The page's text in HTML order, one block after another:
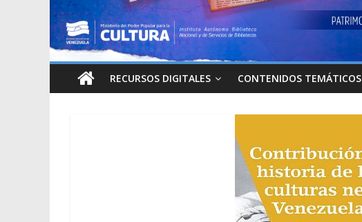
RECURSOS DIGITALES CONTENIDOS TEMÁTICOS